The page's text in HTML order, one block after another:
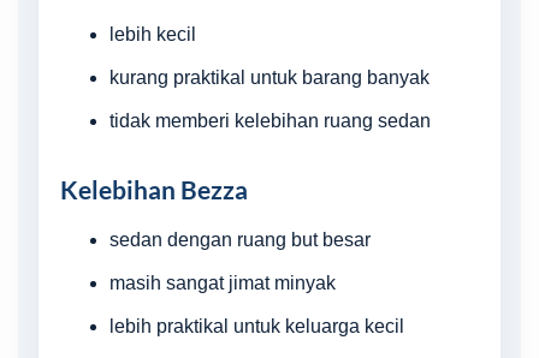
lebih kecil
kurang praktikal untuk barang banyak
tidak memberi kelebihan ruang sedan
Kelebihan Bezza
sedan dengan ruang but besar
masih sangat jimat minyak
lebih praktikal untuk keluarga kecil